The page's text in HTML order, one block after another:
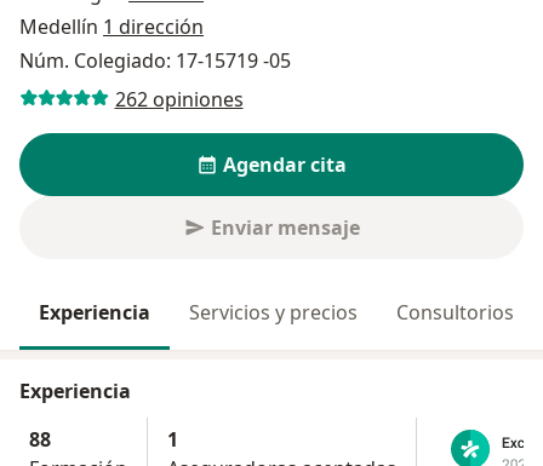
Medellín 1 dirección
Núm. Colegiado: 17-15719 -05
262 opiniones
Agendar cita
Enviar mensaje
Experiencia Servicios y precios Consultorios
Experiencia
88
1